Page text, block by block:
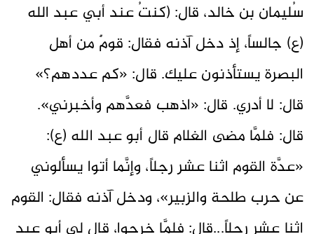
سُليمان بن خالد، قال: (كنتُ عند أبي عبد الله
(ع) جالساً، إذ دخل آذنه فقال: قومٌ من أهل
البصرة يستأذنون عليك. قال: «كم عددهم؟»
قال: لا أدري. قال: «اذهب فعدَّهم وأخبرني».
قال: فلمَّا مضى الغلام قال أبو عبد الله (ع):
«عدَّة القوم اثنا عشر رجلاً، وإنَّما أتوا يسألوني
عن حرب طلحة والزبير»، ودخل آذنه فقال: القوم